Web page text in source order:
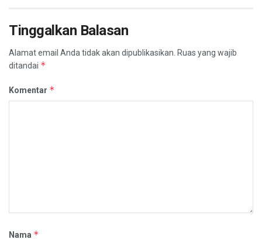
Tinggalkan Balasan
Alamat email Anda tidak akan dipublikasikan. Ruas yang wajib
ditandai *
Komentar *
Nama *